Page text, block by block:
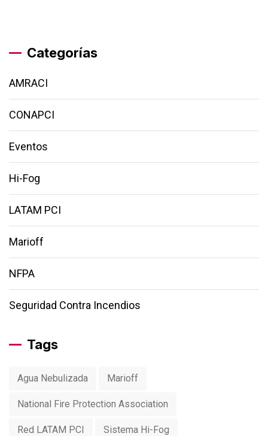
Categorías
AMRACI
CONAPCI
Eventos
Hi-Fog
LATAM PCI
Marioff
NFPA
Seguridad Contra Incendios
Tags
Agua Nebulizada Marioff
National Fire Protection Association
Red LATAM PCI Sistema Hi-Fog